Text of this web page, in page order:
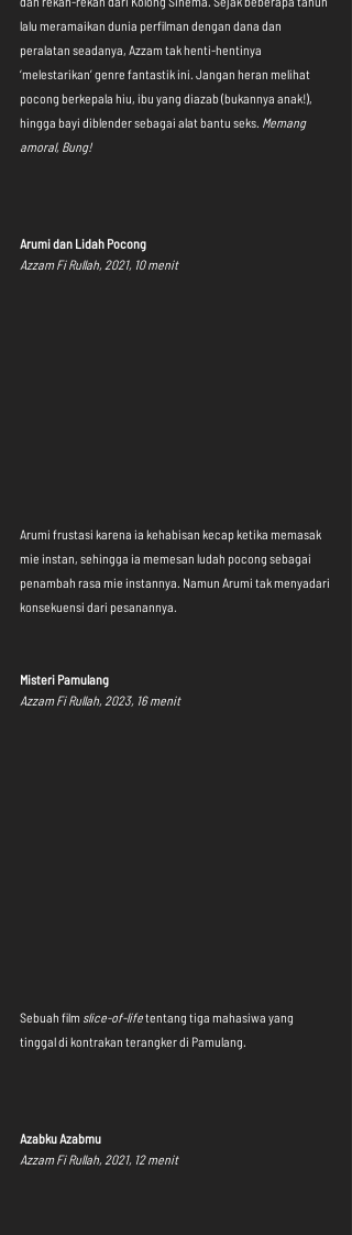
lalu meramaikan dunia perfilman dengan dana dan
peralatan seadanya, Azzam tak henti-hentinya
‘melestarikan’ genre fantastik ini. Jangan heran melihat
pocong berkepala hiu, ibu yang diazab (bukannya anak!),
hingga bayi diblender sebagai alat bantu seks. Memang
amoral, Bung!
Arumi dan Lidah Pocong
Azzam Fi Rullah, 2021, 10 menit
Arumi frustasi karena ia kehabisan kecap ketika memasak
mie instan, sehingga ia memesan ludah pocong sebagai
penambah rasa mie instannya. Namun Arumi tak menyadari
konsekuensi dari pesanannya.
Misteri Pamulang
Azzam Fi Rullah, 2023, 16 menit
Sebuah film slice-of-life tentang tiga mahasiwa yang
tinggal di kontrakan terangker di Pamulang.
Azabku Azabmu
Azzam Fi Rullah, 2021, 12 menit